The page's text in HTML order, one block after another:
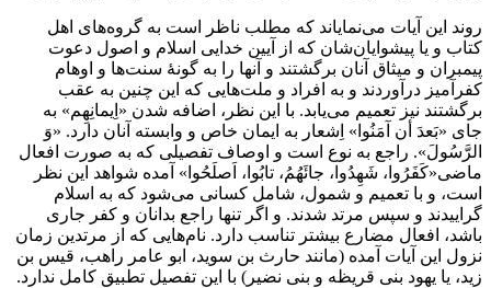
روند اين آيات مى‌نماياند كه مطلب ناظر است به گروه‌هاى اهل
كتاب و يا پيشوايان‌شان كه از آيين خدايى اسلام و اصول دعوت
پيمبران و ميثاق آنان برگشتند و آنها را به گونۀ سنت‌ها و اوهام
كفرآميز درآوردند و به افراد و ملت‌هايى كه اين چنين به عقب
برگشتند نيز تعميم مى‌يابد. با اين نظر، اضافه شدن «اِيمانِهِم» به
جاى «بَعدَ أن آمَنُوا» اِشعار به ايمان خاص و وابسته آنان دارد. «وَ
الرَّسُولَ». راجع به نوع است و اوصاف تفصيلى كه به صورت افعال
ماضى«كَفَرُوا، شَهِدُوا، جائَهُمُ، تابُوا، اَصلَحُوا» آمده شواهد اين نظر
است، و با تعميم و شمول، شامل كسانى مى‌شود كه به اسلام
گراييدند و سپس مرتد شدند. و اگر تنها راجع بدانان و كفر جارى
باشد، افعال مضارع بيشتر تناسب دارد. نام‌هايى ‌كه از مرتدين زمان
نزول اين آيات آمده (مانند حارث بن سويد، ابو عامر راهب، قيس بن
زيد، يا يهود بنى قريظه و بنى نضير) با اين تفصيل تطبيق كامل ندارد.